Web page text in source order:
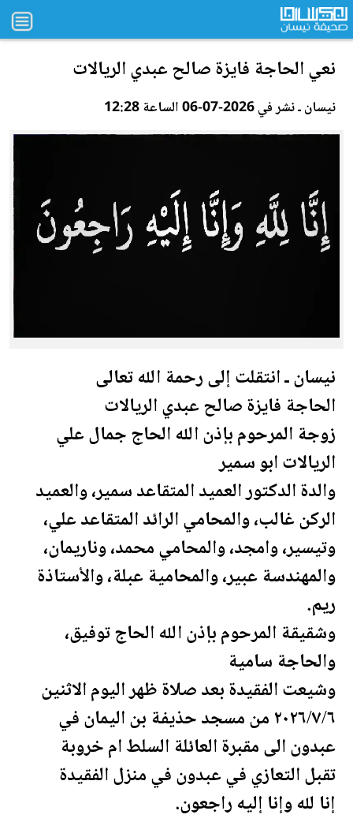
نعيالحاجة فايزة صالح عبدي الريالات
نيسان ـ نشر في 2026-07-06 الساعة 12:28
نيسان ـ انتقلت إلىرحمةالله تعالى
الحاجة فايزة صالح عبدي الريالات
زوجة المرحوم بإذن الله الحاج جمال علي
الريالات ابو سمير
والدة الدكتور العميد المتقاعد سمير، والعميد
الركن غالب، والمحامي الرائد المتقاعد علي،
وتيسير، وامجد، والمحامي محمد، وناريمان،
والمهندسة عبير، والمحامية عبلة، والأستاذة
ريم.
وشقيقة المرحوم بإذن الله الحاج توفيق،
والحاجة سامية
وشيعت الفقيدة بعد صلاة ظهر اليوم الاثنين
٢٠٢٦/٧/٦ من مسجد حذيفة بن اليمان في
عبدون الى مقبرة العائلةالسلطام خروبة
تقبلالتعازي في عبدون في منزل الفقيدة
إنا لله وإنا إليه راجعون.